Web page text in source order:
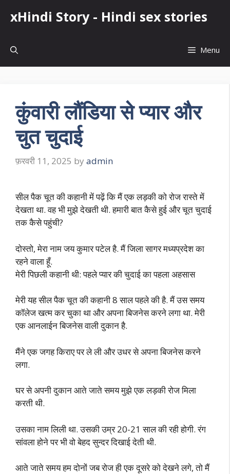
xHindi Story - Hindi sex stories
Menu
कुंवारी लौंडिया से प्यार और
चुत चुदाई
फ़रवरी 11, 2025 by admin
सील पैक चूत की कहानी में पढ़ें कि मैं एक लड़की को रोज रास्ते में
देखता था. वह भी मुझे देखती थी. हमारी बात कैसे हुई और चूत चुदाई
तक कैसे पहुंची?
दोस्तो, मेरा नाम जय कुमार पटेल है. मैं जिला सागर मध्यप्रदेश का
रहने वाला हूँ.
मेरी पिछली कहानी थी: पहले प्यार की चुदाई का पहला अहसास
मेरी यह सील पैक चूत की कहानी 8 साल पहले की है. मैं उस समय
कॉलेज खत्म कर चुका था और अपना बिजनेस करने लगा था. मेरी
एक आनलाईन बिजनेस वाली दुकान है.
मैंने एक जगह किराए पर ले ली और उधर से अपना बिजनेस करने
लगा.
घर से अपनी दुकान आते जाते समय मुझे एक लड़की रोज मिला
करती थी.
उसका नाम लिली था. उसकी उम्र 20-21 साल की रही होगी. रंग
सांवला होने पर भी वो बेहद सुन्दर दिखाई देती थी.
आते जाते समय हम दोनों जब रोज ही एक दूसरे को देखने लगे, तो मैं